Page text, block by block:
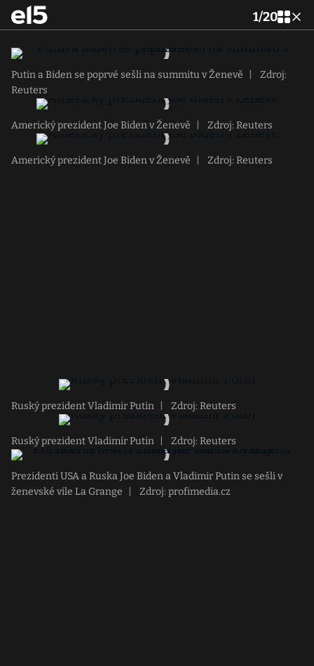
1/20
Putin a Biden se poprvé sešli na summitu v Ženevě
Zdroj:
Reuters
Americký prezident Joe Biden v Ženevě Zdroj: Reuters
Americký prezident Joe Biden v Ženevě Zdroj: Reuters
Ruský prezident Vladimir Putin Zdroj: Reuters
Ruský prezident Vladimír Putin Zdroj: Reuters
Prezidenti USA a Ruska Joe Biden a Vladimir Putin se sešli v
ženevské vile La Grange
Zdroj: profimedia.cz